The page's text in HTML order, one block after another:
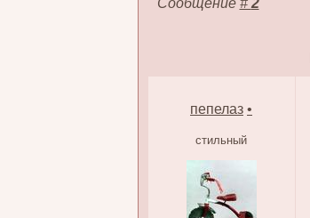
пепелаз •
стильный